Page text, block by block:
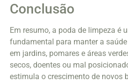
Conclusão
Em resumo, a poda de limpeza é
fundamental para manter a
em jardins, pomares e áreas
secos, doentes ou mal
estimula o crescimento de novos